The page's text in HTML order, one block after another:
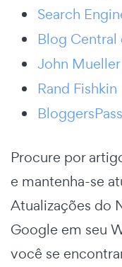
Search
Blog Central
John Mueller
Rand Fishkin
Procure por
e mantenha-se
Atualizações do
Google em seu
você se